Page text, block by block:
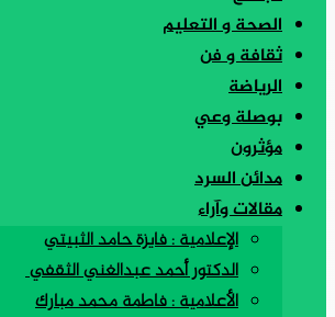
الصحة و التعليم
ثقافة و فن
الرياضة
بوصلة وعي
مؤثرون
مدائن السرد
مقالات وآراء
الإعلامية : فايزة حامد الثبيتي
الدكتور أحمد عبدالغني الثقفي
الأعلامية : فاطمة محمد مبارك